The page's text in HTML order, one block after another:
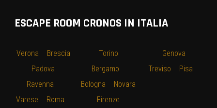
ESCAPE ROOM CRONOS IN ITALIA
Verona
Brescia
Padova
Ravenna
Varese
Roma
Torino
Bergamo
Bologna
Novara
Firenze
Genova
Treviso
Pisa